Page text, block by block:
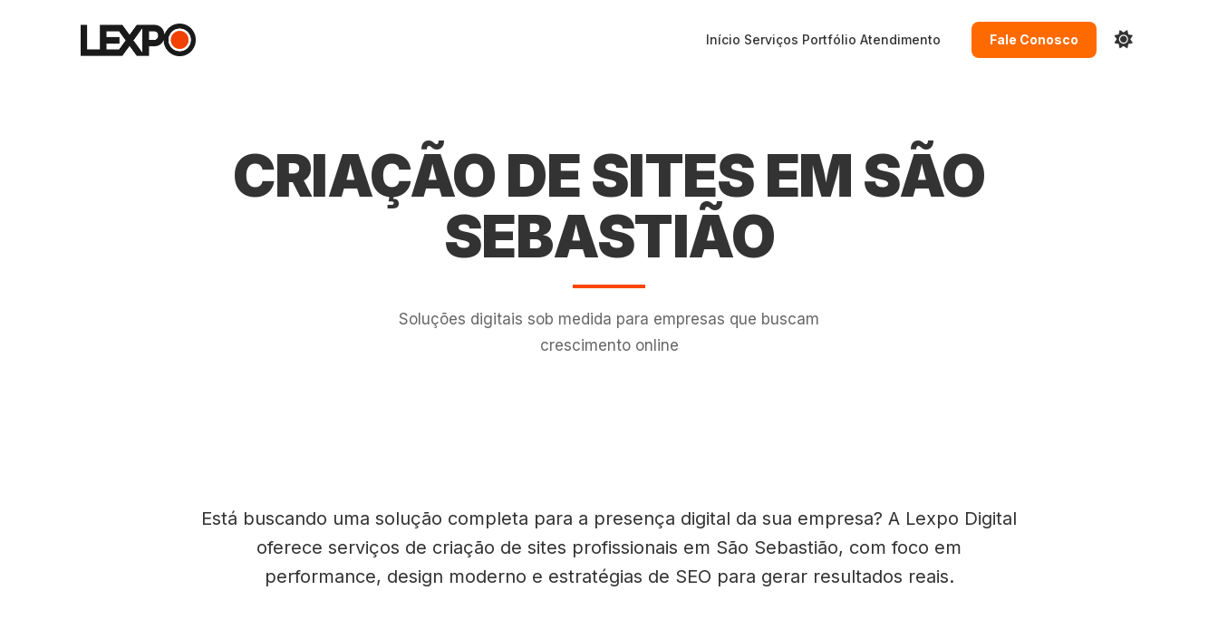
Início Serviços Portfólio Atendimento Fale Conosco
CRIAÇÃO DE SITES EM SÃO
SEBASTIÃO
Soluções digitais sob medida para empresas que buscam
crescimento online
Está buscando uma solução completa para a presença digital da sua empresa? A Lexpo Digital
oferece serviços de criação de sites profissionais em São Sebastião, com foco em
performance, design moderno e estratégias de SEO para gerar resultados reais.